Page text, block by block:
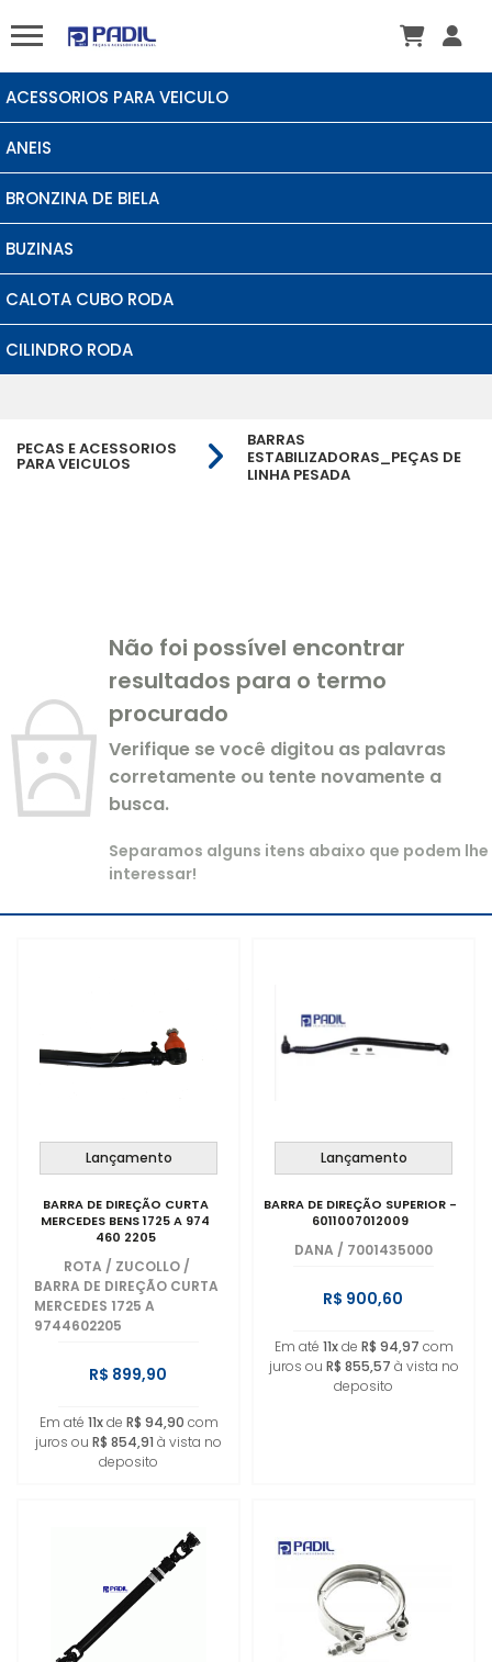
ACESSORIOS PARA VEICULO
ANEIS
BRONZINA DE BIELA
BUZINAS
CALOTA CUBO RODA
CILINDRO RODA
PECAS E ACESSORIOS
PARA VEICULOS
BARRAS
ESTABILIZADORAS_PEÇAS DE
LINHA PESADA
Não foi possível encontrar
resultados para o termo
procurado
Verifique se você digitou as palavras
corretamente ou tente novamente a
busca.
Separamos alguns itens abaixo que podem lhe
interessar!
Lançamento
BARRA DE DIREÇÃO CURTA
MERCEDES BENS 1725 A 974
460 2205
ROTA / ZUCOLLO /
BARRA DE DIREÇÃO CURTA
MERCEDES 1725 A
9744602205
R$ 899,90
Em até 11xde R$ 94,90 com
juros ou R$ 854,91 à vista no
deposito
Lançamento
BARRA DE DIREÇÃO SUPERIOR -
6011007012009
DANA / 7001435000
R$ 900,60
Em até 11xde R$ 94,97 com
juros ou R$ 855,57 à vista no
deposito